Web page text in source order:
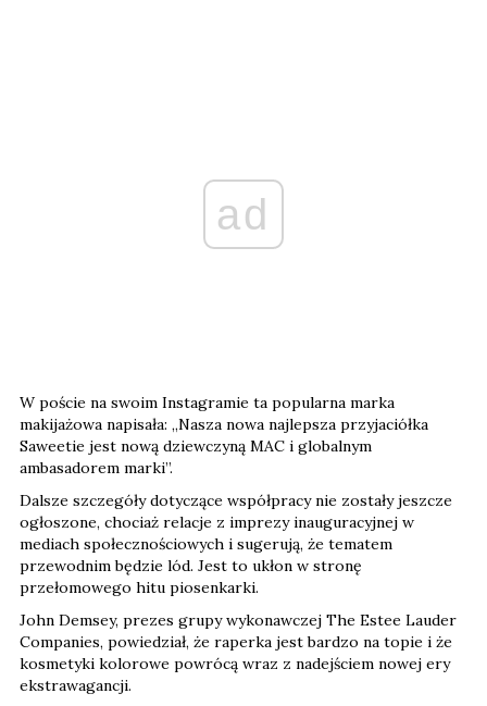
ad
W poście na swoim Instagramie ta popularna marka
makijażowa napisała: „Nasza nowa najlepsza przyjaciółka
Saweetie jest nową dziewczyną MAC i globalnym
ambasadorem marki”.
Dalsze szczegóły dotyczące współpracy nie zostały jeszcze
ogłoszone, chociaż relacje z imprezy inauguracyjnej w
mediach społecznościowych i sugerują, że tematem
przewodnim będzie lód. Jest to ukłon w stronę
przełomowego hitu piosenkarki.
John Demsey, prezes grupy wykonawczej The Estee Lauder
Companies, powiedział, że raperka jest bardzo na topie i że
kosmetyki kolorowe powrócą wraz z nadejściem nowej ery
ekstrawagancji.